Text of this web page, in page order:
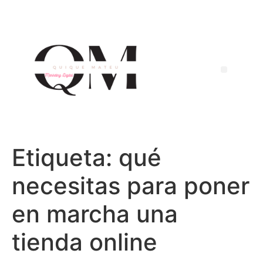
Etiqueta: qué
necesitas para poner
en marcha una
tienda online